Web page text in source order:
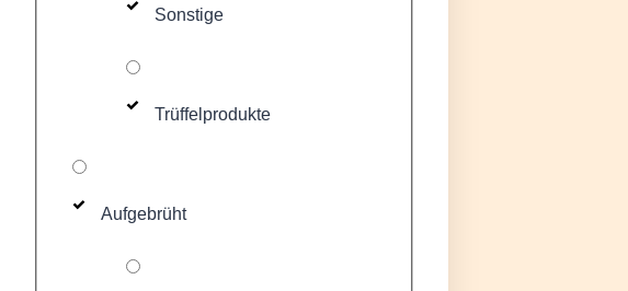
Sonstige
Trüffelprodukte
Aufgebrüht